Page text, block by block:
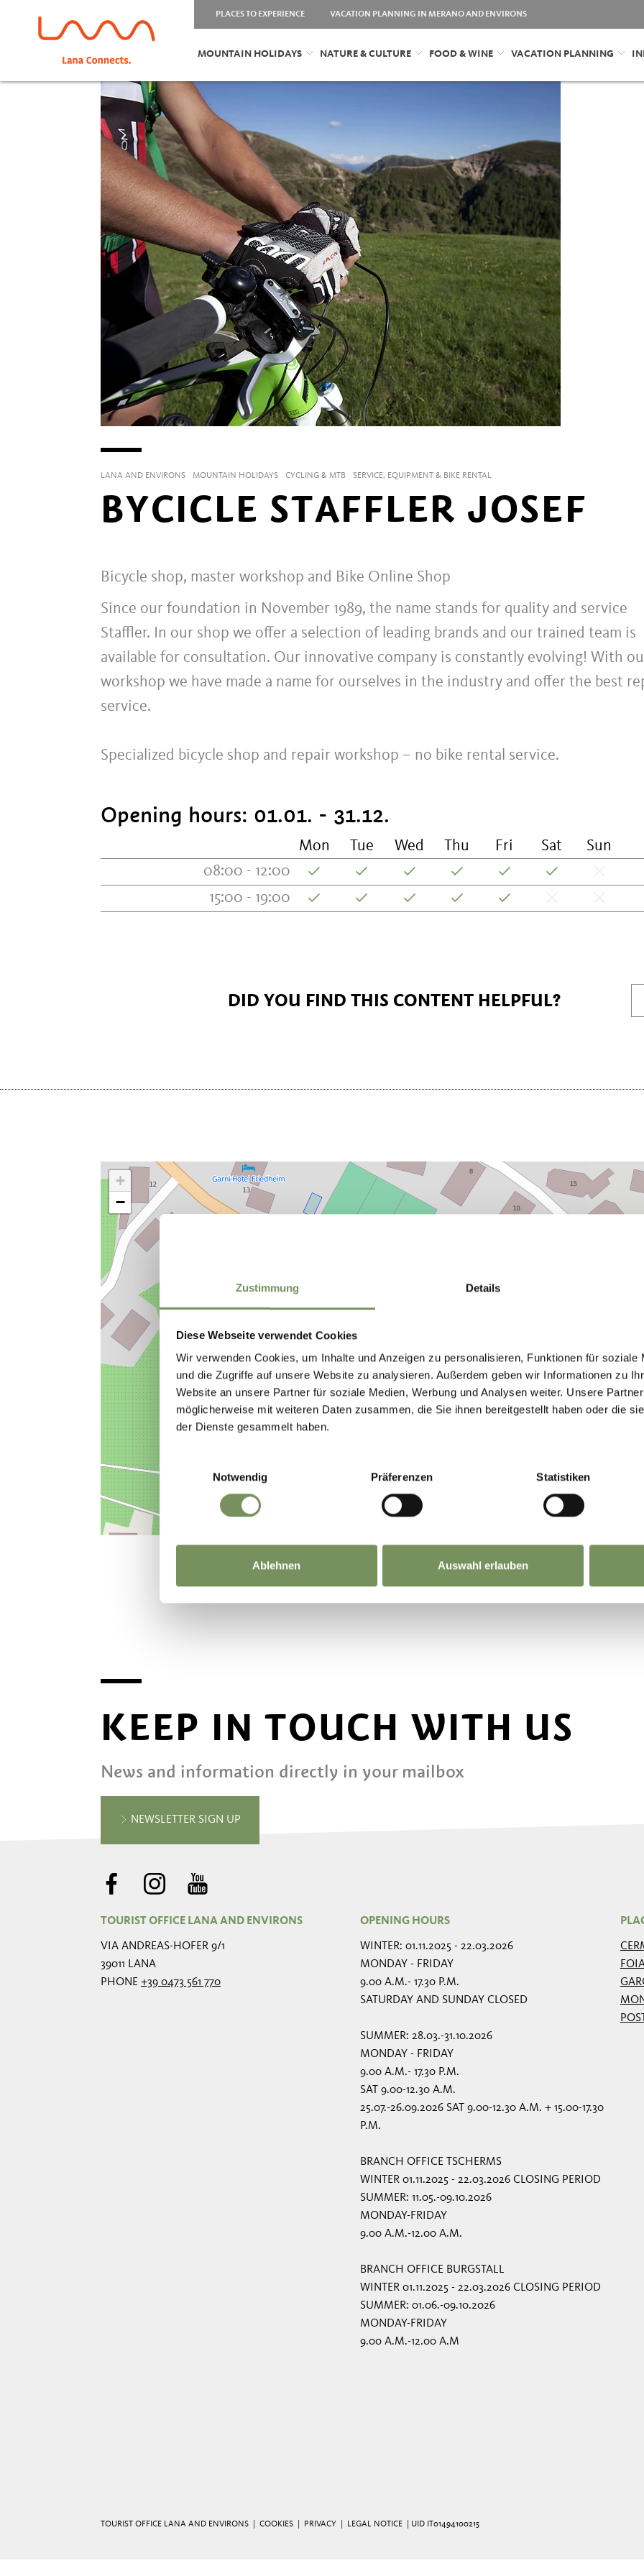
Zustimmung Details
Diese Webseite verwendet Cookies
Wir verwenden Cookies, um Inhalte und Anzeigen zu personalisieren, Funktionen für soziale
und die Zugriffe auf unsere Website zu analysieren. Außerdem geben wir Informationen zu
Website an unsere Partner für soziale Medien, Werbung und Analysen weiter. Unsere
möglicherweise mit weiteren Daten zusammen, die Sie ihnen bereitgestellt haben oder die
der Dienste gesammelt haben.
Notwendig
Präferenzen Statistiken
Ablehnen Auswahl erlauben
PLACES TO EXPERIENCE VACATION PLANNING IN MERANO AND ENVIRONS
MOUNTAIN HOLIDAYS NATURE & CULTURE FOOD & WINE VACATION PLANNING
LANA AND ENVIRONS MOUNTAIN HOLIDAYS CYCLING & MTB SERVICE, EQUIPMENT & BIKE RENTAL
BYCICLE STAFFLER JOSEF
Bicycle shop, master workshop and Bike Online Shop
Since our foundation in November 1989, the name stands for quality and service
Staffler. In our shop we offer a selection of leading brands and our trained team is
available for consultation. Our innovative company is constantly evolving! With
workshop we have made a name for ourselves in the industry and offer the best
service.
Specialized bicycle shop and repair workshop – no bike rental service.
Opening hours: 01.01. - 31.12.
Mon Tue Wed Thu Fri Sat
Sun
08:00 - 12:00
15:00 - 19:00
DID YOU FIND THIS CONTENT HELPFUL?
+
−
KEEP IN TOUCH WITH US
News and information directly in your mailbox
NEWSLETTER SIGN UP
TOURIST OFFICE LANA AND ENVIRONS
VIA ANDREAS-HOFER 9/1
39011 LANA
PHONE +39 0473 561 770
OPENING HOURS
WINTER: 01.11.2025 - 22.03.2026
MONDAY - FRIDAY
9.00 A.M.- 17.30 P.M.
SATURDAY AND SUNDAY CLOSED
SUMMER: 28.03.-31.10.2026
MONDAY - FRIDAY
9.00 A.M.- 17.30 P.M.
SAT 9.00-12.30 A.M.
25.07.-26.09.2026 SAT 9.00-12.30 A.M. + 15.00-17.30
P.M.
BRANCH OFFICE TSCHERMS
WINTER 01.11.2025 - 22.03.2026 CLOSING PERIOD
SUMMER: 11.05.-09.10.2026
MONDAY-FRIDAY
9.00 A.M.-12.00 A.M.
BRANCH OFFICE BURGSTALL
WINTER 01.11.2025 - 22.03.2026 CLOSING PERIOD
SUMMER: 01.06.-09.10.2026
MONDAY-FRIDAY
9.00 A.M.-12.00 A.M
TOURIST OFFICE LANA AND ENVIRONS | COOKIES PRIVACY LEGAL NOTICE | UID IT01494100215